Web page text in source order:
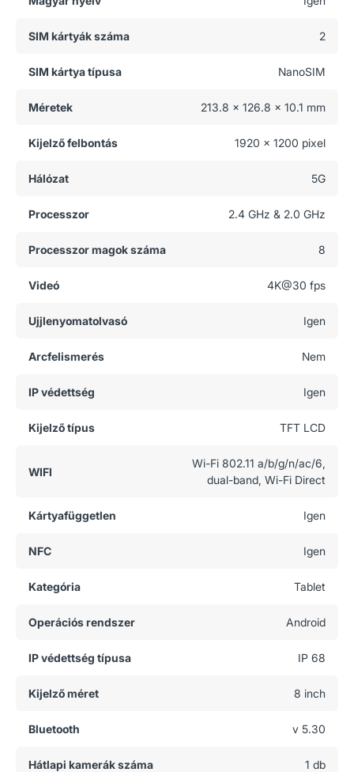
SIM kártyák száma 2
SIM kártya típusa NanoSIM
Méretek 213.8 x 126.8 x 10.1 mm
Kijelző felbontás 1920 x 1200 pixel
Hálózat 5G
Processzor 2.4 GHz & 2.0 GHz
Processzor magok száma 8
Videó 4K@30 fps
Ujjlenyomatolvasó Igen
Arcfelismerés Nem
IP védettség Igen
Kijelző típus TFT LCD
WIFI
Wi-Fi 802.11 a/b/g/n/ac/6,
dual-band, Wi-Fi Direct
Kártyafüggetlen Igen
NFC Igen
Kategória Tablet
Operációs rendszer Android
IP védettség típusa IP 68
Kijelző méret 8 inch
Bluetooth v 5.30
Hátlapi kamerák száma 1 db